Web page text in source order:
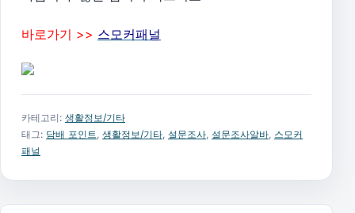
바로가기 >> 스모커패널
카테고리: 생활정보/기타
태그: 담배 포인트, 생활정보/기타, 설문조사, 설문조사알바, 스모커
패널